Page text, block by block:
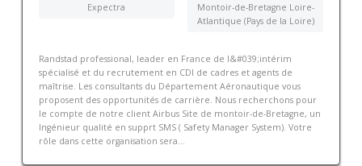
Expectra
Montoir-de-Bretagne Loire-
Atlantique (Pays de la Loire)
Randstad professional, leader en France de l&#039;intérim
spécialisé et du recrutement en CDI de cadres et agents de
maîtrise. Les consultants du Département Aéronautique vous
proposent des opportunités de carrière. Nous recherchons pour
le compte de notre client Airbus Site de montoir-de-Bretagne, un
Ingénieur qualité en supprt SMS ( Safety Manager System). Votre
rôle dans cette organisation sera...